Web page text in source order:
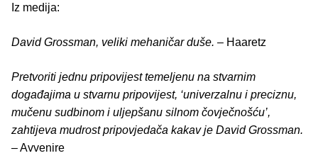
Iz medija:
David Grossman, veliki mehaničar duše. – Haaretz
Pretvoriti jednu pripovijest temeljenu na stvarnim
događajima u stvarnu pripovijest, ‘univerzalnu i preciznu,
mučenu sudbinom i uljepšanu silnom čovječnošću’,
zahtijeva mudrost pripovjedača kakav je David Grossman.
– Avvenire